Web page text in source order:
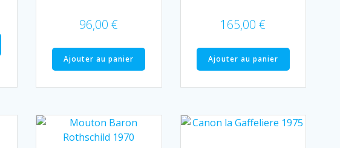
96,00€
Ajouter au panier
165,00€
Ajouter au panier